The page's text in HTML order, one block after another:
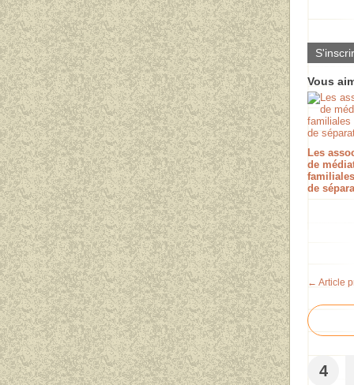
Vous
Les
de
de
← Article
4